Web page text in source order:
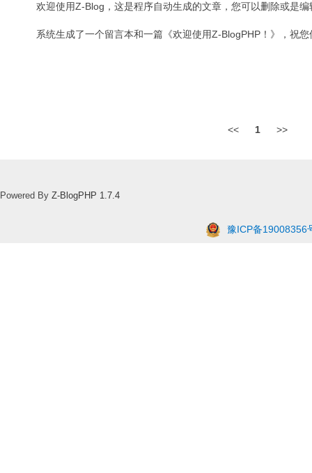
欢迎使用Z-Blog，这是程序自动生成的文章，您可以删除或是编
系统生成了一个留言本和一篇《欢迎使用Z-BlogPHP！》，祝
<< 1 >>
Powered By Z-BlogPHP 1.7.4
豫ICP备19008356